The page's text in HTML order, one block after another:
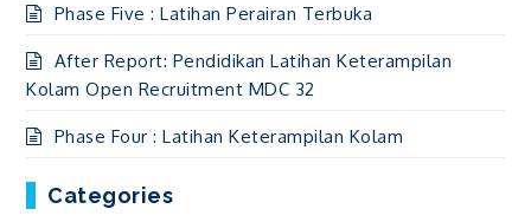
Phase Five : Latihan Perairan Terbuka
After Report: Pendidikan Latihan Keterampilan
Kolam Open Recruitment MDC 32
Phase Four : Latihan Keterampilan Kolam
Categories